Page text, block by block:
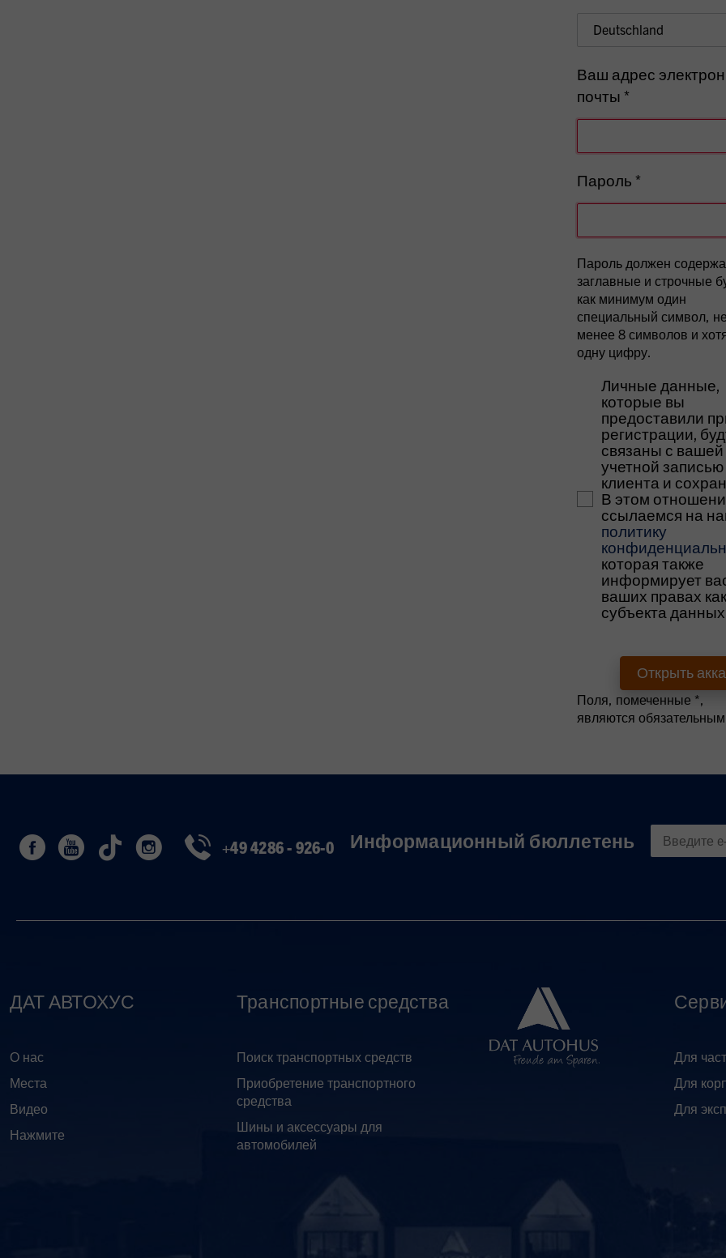
Ваш адрес
почты *
Пароль *
Пароль должен
заглавные и строчные
как минимум один
специальный символ, не
менее 8 символов и
одну цифру.
Личные данные,
которые вы
предоставили
регистрации,
связаны с вашей
учетной записью
клиента и
В этом
ссылаемся на
политику
которая также
информирует
ваших правах как
субъекта
Datenschutzerklärung
Поля, помеченные *,
являются
+49 4286 - 926-0 Информационный бюллетень
ДАТ АВТОХУС
О нас
Места
Видео
Нажмите
Транспортные средства
Поиск транспортных средств
Приобретение транспортного
средства
Шины и аксессуары для
автомобилей
Для
Для
Для